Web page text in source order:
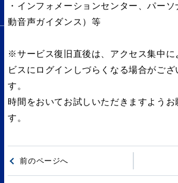
・インフォメーションセンター、パーソ
動音声ガイダンス）等
※サービス復旧直後は、アクセス集中に
ビスにログインしづらくなる場合がござ
時間をおいてお試しいただきますようお
す。
前のページへ